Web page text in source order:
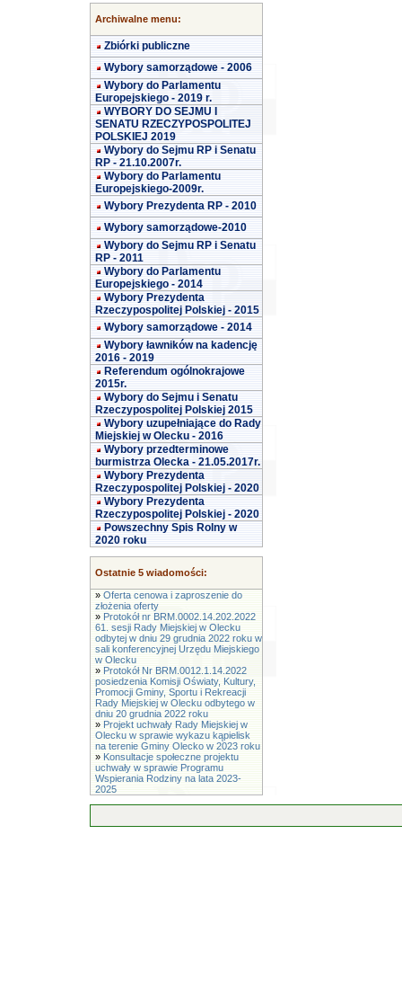
Archiwalne menu:
Zbiórki publiczne
Wybory samorządowe - 2006
Wybory do Parlamentu
Europejskiego - 2019 r.
WYBORY DO SEJMU I
SENATU RZECZYPOSPOLITEJ
POLSKIEJ 2019
Wybory do Sejmu RP i Senatu
RP - 21.10.2007r.
Wybory do Parlamentu
Europejskiego-2009r.
Wybory Prezydenta RP - 2010
Wybory samorządowe-2010
Wybory do Sejmu RP i Senatu
RP - 2011
Wybory do Parlamentu
Europejskiego - 2014
Wybory Prezydenta
Rzeczypospolitej Polskiej - 2015
Wybory samorządowe - 2014
Wybory ławników na kadencję
2016 - 2019
Referendum ogólnokrajowe
2015r.
Wybory do Sejmu i Senatu
Rzeczypospolitej Polskiej 2015
Wybory uzupełniające do Rady
Miejskiej w Olecku - 2016
Wybory przedterminowe
burmistrza Olecka - 21.05.2017r.
Wybory Prezydenta
Rzeczypospolitej Polskiej - 2020
Wybory Prezydenta
Rzeczypospolitej Polskiej - 2020
Powszechny Spis Rolny w
2020 roku
Ostatnie 5 wiadomości:
» Oferta cenowa i zaproszenie do
złożenia oferty
» Protokół nr BRM.0002.14.202.2022
61. sesji Rady Miejskiej w Olecku
odbytej w dniu 29 grudnia 2022 roku w
sali konferencyjnej Urzędu Miejskiego
w Olecku
» Protokół Nr BRM.0012.1.14.2022
posiedzenia Komisji Oświaty, Kultury,
Promocji Gminy, Sportu i Rekreacji
Rady Miejskiej w Olecku odbytego w
dniu 20 grudnia 2022 roku
» Projekt uchwały Rady Miejskiej w
Olecku w sprawie wykazu kąpielisk
na terenie Gminy Olecko w 2023 roku
» Konsultacje społeczne projektu
uchwały w sprawie Programu
Wspierania Rodziny na lata 2023-
2025